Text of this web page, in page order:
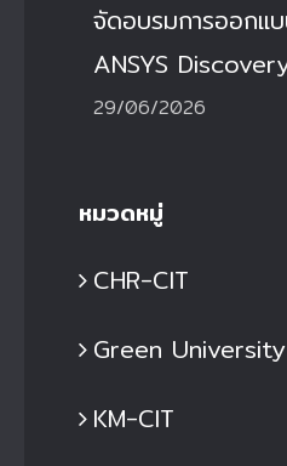
จัดอบรมการออกแ
ANSYS
29/06/2026
หมวดหมู่
CHR-CIT
Green University
KM-CIT